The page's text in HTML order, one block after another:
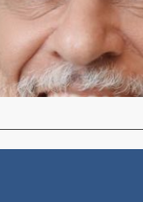
Escrever sobre a